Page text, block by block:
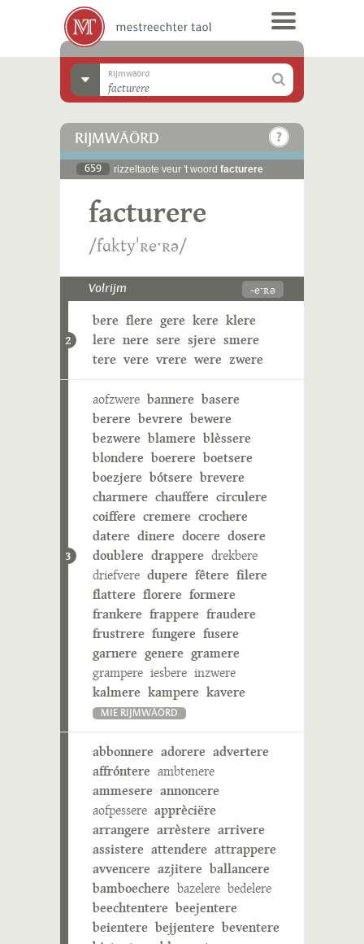
Rijmwäörd
RIJMWÄÖRD
659 rizzeltaote veur 't woord facturere
facturere
/fɑktyˈʀeˑʀə/
Volrijm -eˑʀə
2
bere flere gere kere klere
lere nere sere sjere smere
tere vere vrere were zwere
3
aofzwere bannere basere
berere bevrere bewere
bezwere blamere blèssere
blondere boerere boetsere
boezjere bótsere brevere
charmere chauffere circulere
coiffere cremere crochere
datere dinere docere dosere
doublere drappere drekbere
driefvere dupere fêtere filere
flattere florere formere
frankere frappere fraudere
frustrere fungere fusere
garnere genere gramere
grampere iesbere inzwere
kalmere kampere kavere
MIE RIJMWÄÖRD
abbonnere adorere advertere
affróntere ambtenere
ammesere annoncere
aofpessere apprèciëre
arrangere arrèstere arrivere
assistere attendere attrappere
avvencere azjitere ballancere
bamboechere bazelere bedelere
beechtentere beejentere
beientere bejjentere beventere